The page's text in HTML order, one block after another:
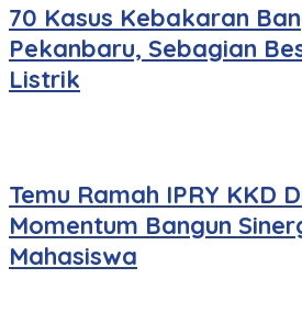
70 Kasus Kebakaran
Pekanbaru, Sebagian
Listrik
Temu Ramah IPRY KKD
Momentum Bangun
Mahasiswa